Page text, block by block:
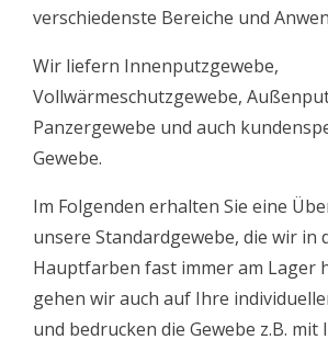
verschiedenste Bereiche und
Wir liefern Innenputzgewebe,
Vollwärmeschutzgewebe,
Panzergewebe und auch
Gewebe.
Im Folgenden erhalten Sie eine
unsere Standardgewebe, die wir in
Hauptfarben fast immer am Lager
gehen wir auch auf Ihre
und bedrucken die Gewebe z.B. mit